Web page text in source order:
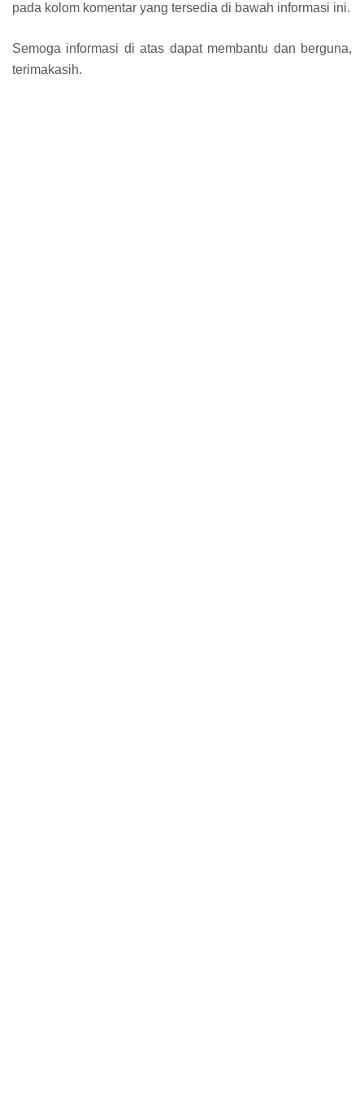
pada kolom komentar yang tersedia di bawah informasi ini.
Semoga informasi di atas dapat membantu dan berguna,
terimakasih.